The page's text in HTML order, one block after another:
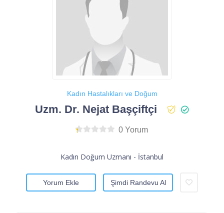
Kadın Hastalıkları ve Doğum
Uzm. Dr. Nejat Başçiftçi
0 Yorum
Kadın Doğum Uzmanı - İstanbul
Yorum Ekle Şimdi Randevu Al